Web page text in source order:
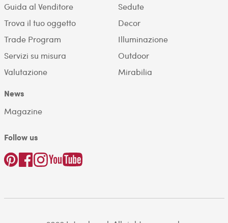
Guida al Venditore
Trova il tuo oggetto
Trade Program
Servizi su misura
Valutazione
Sedute
Decor
Illuminazione
Outdoor
Mirabilia
News
Magazine
Follow us